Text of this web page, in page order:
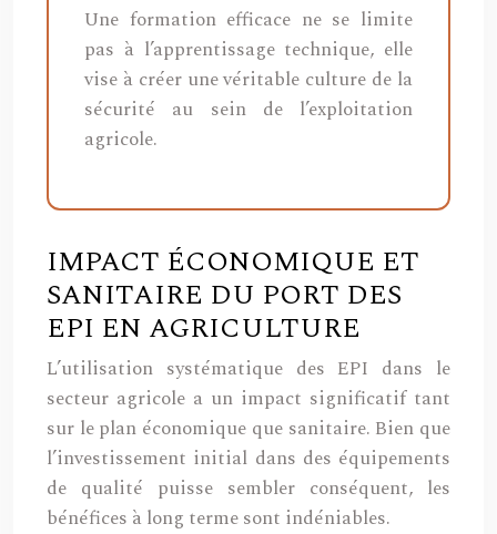
Une formation efficace ne se limite
pas à l’apprentissage technique, elle
vise à créer une véritable culture de la
sécurité au sein de l’exploitation
agricole.
IMPACT ÉCONOMIQUE ET
SANITAIRE DU PORT DES
EPI EN AGRICULTURE
L’utilisation systématique des EPI dans le
secteur agricole a un impact significatif tant
sur le plan économique que sanitaire. Bien que
l’investissement initial dans des équipements
de qualité puisse sembler conséquent, les
bénéfices à long terme sont indéniables.